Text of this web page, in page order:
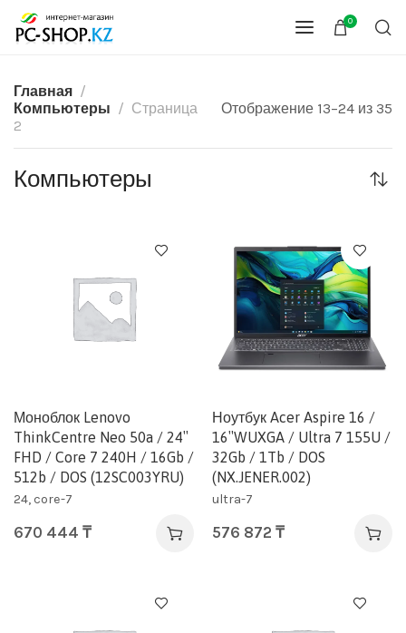
0
Главная
Компьютеры
Страница
2
Отображение 13–24 из 35
Компьютеры
Моноблок Lenovo
ThinkCentre Neo 50a / 24″
FHD / Core 7 240H / 16Gb /
512b / DOS (12SC003YRU)
24, core-7
670 444 ₸
Ноутбук Acer Aspire 16 /
16″WUXGA / Ultra 7 155U /
32Gb / 1Tb / DOS
(NX.JENER.002)
ultra-7
576 872 ₸